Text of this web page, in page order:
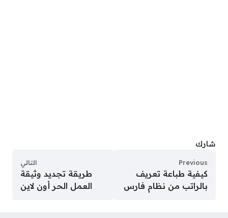
شارك
Previous
كيفية طباعة تعريف
بالراتب من نظام فارس
التالي
طريقة تجديد وثيقة
العمل الحر أون لاين